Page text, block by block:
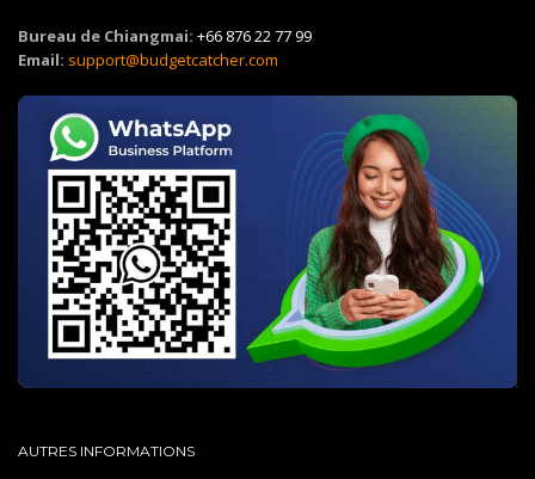
Bureau de Chiangmai: +66 876 22 77 99
Email: support@budgetcatcher.com
AUTRES INFORMATIONS